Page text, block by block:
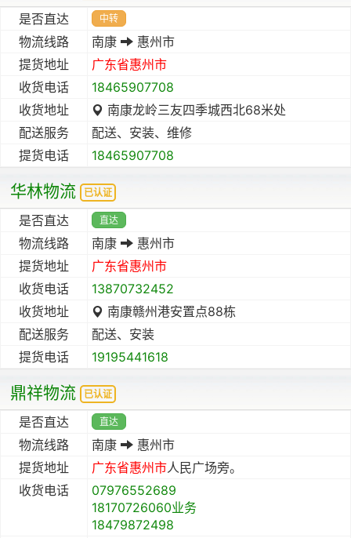
是否直达 中转
物流线路 南康
惠州市
提货地址
广东省惠州市
收货电话
18465907708
收货地址
南康龙岭三友四季城西北68米处
配送服务
配送、安装、维修
提货电话
18465907708
华林物流 已认证
是否直达 直达
物流线路 南康
惠州市
提货地址
广东省惠州市
收货电话
13870732452
收货地址
南康赣州港安置点88栋
配送服务
配送、安装
提货电话
19195441618
鼎祥物流 已认证
是否直达 直达
物流线路 南康
惠州市
提货地址
广东省惠州市人民广场旁。
收货电话
07976552689
18170726060业务
18479872498